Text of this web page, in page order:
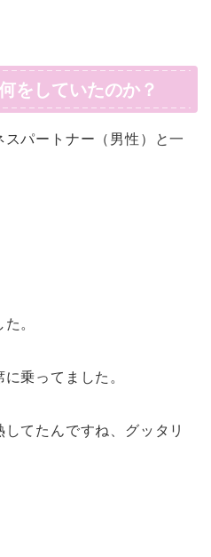
をしていたのか？
パートナー（男性）と一
。
乗ってました。
てたんですね、グッタリ